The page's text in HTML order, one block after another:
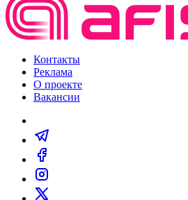
Контакты
Реклама
О проекте
Вакансии